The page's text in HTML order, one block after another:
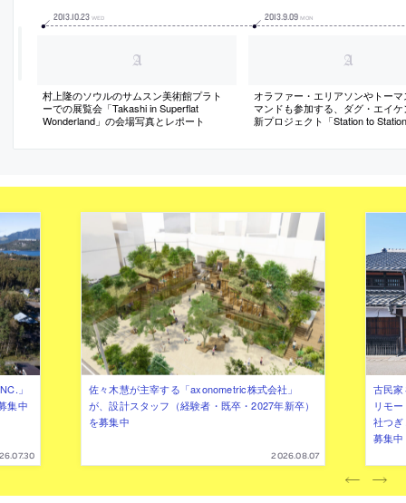
2013.10.23 WED
村上隆のソウルのサムスン美術館プラト
ーでの展覧会「Takashi in Superflat
Wonderland」の会場写真とレポート
2013.9.09 MON
オラファー・エリアソンやトーマ
マンドも参加する、ダグ・エイケ
新プロジェクト「Station to
」
集中
佐々木慧が主宰する「axonometric株式会社」
が、設計スタッフ（経験者・既卒・2027年新卒）
を募集中
2026.08.07
古民
リモ
社つ
募集中